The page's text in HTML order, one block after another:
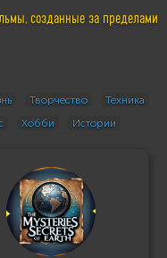
созданные за пределами
Творчество
Техника
Хобби Истории